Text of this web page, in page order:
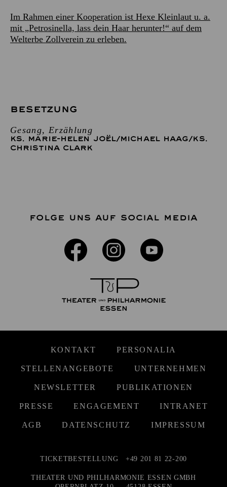
Im Rahmen einer Kooperation ist Hexe Kleinlaut u. a.
mit „Petrosinella, lass dein Haar herunter!“ auf dem
Welterbe Zollverein zu erleben.
BESETZUNG
Gesang, Erzählung
KS. MARIE-HELEN JOËL/MICHAEL HAAG/KS.
CHRISTINA CLARK
FOLGE UNS AUF SOCIAL MEDIA
KONTAKT PERSONALIA
STELLENANGEBOTE UNTERNEHMEN
NEWSLETTER PUBLIKATIONEN
PRESSE ENGAGEMENT INTRANET
AGB DATENSCHUTZ IMPRESSUM
TICKETBESTELLUNG +49 201 81 22-200
THEATER UND PHILHARMONIE ESSEN GMBH